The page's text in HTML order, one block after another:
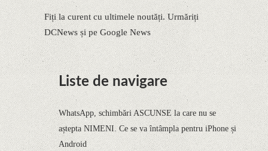
Fiți la curent cu ultimele noutăți. Urmăriți
DCNews și pe Google News
Liste de navigare
WhatsApp, schimbări ASCUNSE la care nu se
aștepta NIMENI. Ce se va întâmpla pentru iPhone și
Android